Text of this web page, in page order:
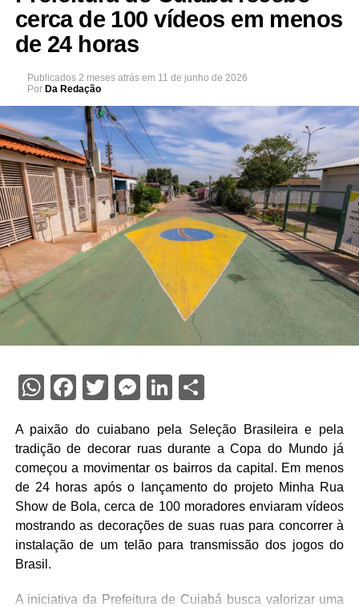
cerca de 100 vídeos em menos
de 24 horas
Publicados 2 meses atrás em 11 de junho de 2026
Por Da Redação
WhatsApp
Facebook
Twitter
Messenger
LinkedIn
Share
A paixão do cuiabano pela Seleção Brasileira e pela
tradição de decorar ruas durante a Copa do Mundo já
começou a movimentar os bairros da capital. Em menos
de 24 horas após o lançamento do projeto Minha Rua
Show de Bola, cerca de 100 moradores enviaram vídeos
mostrando as decorações de suas ruas para concorrer à
instalação de um telão para transmissão dos jogos do
Brasil.
A iniciativa da Prefeitura de Cuiabá busca valorizar uma